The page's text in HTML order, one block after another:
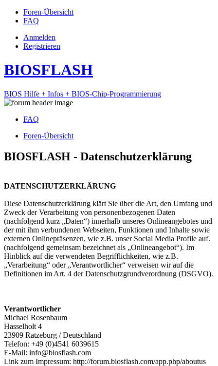
Foren-Übersicht
FAQ
Anmelden
Registrieren
BIOSFLASH
BIOS Hilfe + Infos + BIOS-Chip-Programmierung
FAQ
Foren-Übersicht
BIOSFLASH - Datenschutzerklärung
DATENSCHUTZERKLÄRUNG
Diese Datenschutzerklärung klärt Sie über die Art, den Umfang und
Zweck der Verarbeitung von personenbezogenen Daten
(nachfolgend kurz „Daten“) innerhalb unseres Onlineangebotes und
der mit ihm verbundenen Webseiten, Funktionen und Inhalte sowie
externen Onlinepräsenzen, wie z.B. unser Social Media Profile auf.
(nachfolgend gemeinsam bezeichnet als „Onlineangebot“). Im
Hinblick auf die verwendeten Begrifflichkeiten, wie z.B.
„Verarbeitung“ oder „Verantwortlicher“ verweisen wir auf die
Definitionen im Art. 4 der Datenschutzgrundverordnung (DSGVO).
Verantwortlicher
Michael Rosenbaum
Hasselholt 4
23909 Ratzeburg / Deutschland
Telefon: +49 (0)4541 6039615
E-Mail: info@biosflash.com
Link zum Impressum: http://forum.biosflash.com/app.php/aboutus